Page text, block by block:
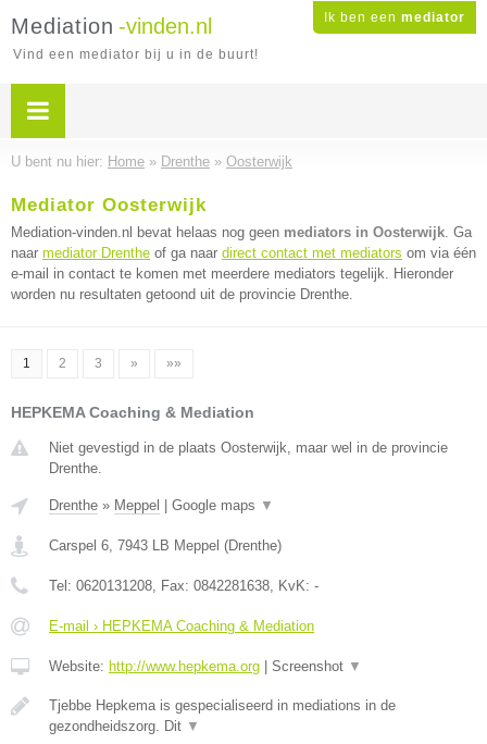
Ik ben een mediator
Mediation -vinden.nl
Vind een mediator bij u in de buurt!
U bent nu hier: Home » Drenthe » Oosterwijk
Mediator Oosterwijk
Mediation-vinden.nl bevat helaas nog geen mediators in Oosterwijk. Ga
naar mediator Drenthe of ga naar direct contact met mediators om via één
e-mail in contact te komen met meerdere mediators tegelijk. Hieronder
worden nu resultaten getoond uit de provincie Drenthe.
1 2 3 » »»
HEPKEMA Coaching & Mediation
Niet gevestigd in de plaats Oosterwijk, maar wel in de provincie
Drenthe.
Drenthe » Meppel Google maps ▼
Carspel 6, 7943 LB Meppel (Drenthe)
Tel: 0620131208, Fax: 0842281638, KvK: -
E-mail › HEPKEMA Coaching & Mediation
Website: http://www.hepkema.org Screenshot ▼
Tjebbe Hepkema is gespecialiseerd in mediations in de
gezondheidszorg. Dit ▼